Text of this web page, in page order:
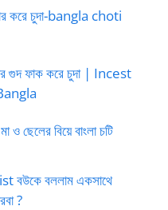
করে চুদা-bangla choti
গুদ ফাক করে চুদা | Incest
ছেলের বিয়ে বাংলা চটি
বউকে বললাম একসাথে
?